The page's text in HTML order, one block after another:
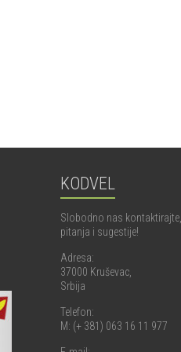
KODVEL
Slobodno nas
pitanja i sugestije!
Adresa:
37000 Kruševac,
Srbija
Telefon:
M: (+ 381) 063 16 11 977